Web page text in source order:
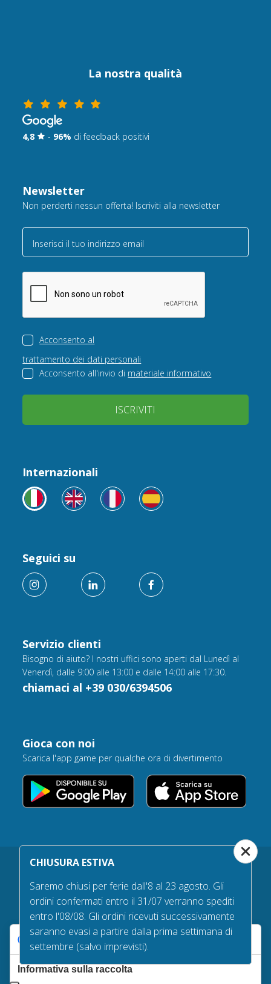
La nostra qualità
4,8 - 96% di feedback positivi
Newsletter
Non perderti nessun offerta! Iscriviti alla newsletter
Inserisci il tuo indirizzo email
Acconsento al
trattamento dei dati personali
Acconsento all'invio di materiale informativo
ISCRIVITI
Servizio clienti
Bisogno di aiuto? I nostri uffici sono aperti dal Lunedì al
Venerdì, dalle 9:00 alle 13:00 e dalle 14:00 alle 17:30.
chiamaci al +39 030/6394506
Internazionali
Seguici su
Gioca con noi
Scarica l'app game per qualche ora di divertimento
Garanzie d’acquisto
Tempi e costi di spedizione
Diritto di recesso
Qualità delle bandiere
Privacy policy
CHIUSURA ESTIVA
Saremo chiusi per ferie dall'8 al 23 agosto. Gli
ordini confermati entro il 31/07 verranno spediti
entro l'08/08. Gli ordini ricevuti successivamente
saranno evasi a partire dalla prima settimana di
settembre (salvo imprevisti).
Le tue preferenze relative alla privacy
Informativa sulla raccolta